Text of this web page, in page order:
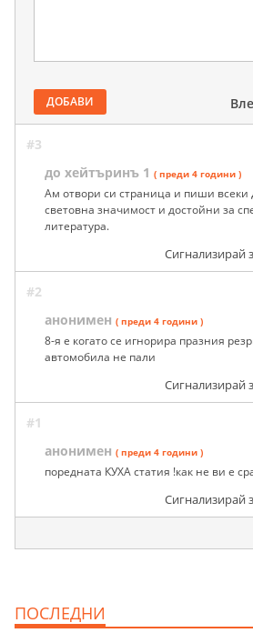
ДОБАВИ
#3
до хейтъринъ 1 ( преди 4 години )
Ам отвори си страница и пиши всеки
световна значимост и достойни за
литература.
Сигнализирай
#2
анонимен ( преди 4 години )
8-я е когато се игнорира празния
автомобила не пали
Сигнализирай
#1
анонимен ( преди 4 години )
поредната КУХА статия !как не ви е
Сигнализирай
ПОСЛЕДНИ